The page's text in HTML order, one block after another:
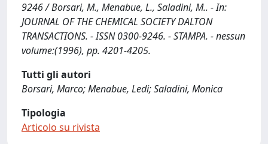
9246 / Borsari, M., Menabue, L., Saladini, M.. - In:
JOURNAL OF THE CHEMICAL SOCIETY DALTON
TRANSACTIONS. - ISSN 0300-9246. - STAMPA. - nessun
volume:(1996), pp. 4201-4205.
Tutti gli autori
Borsari, Marco; Menabue, Ledi; Saladini, Monica
Tipologia
Articolo su rivista